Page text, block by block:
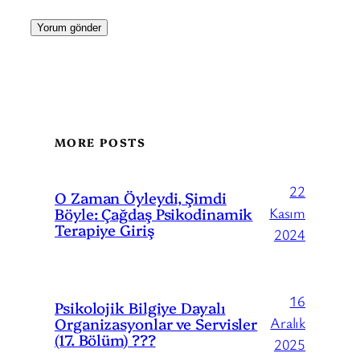
MORE POSTS
O Zaman Öyleydi, Şimdi
Böyle: Çağdaş Psikodinamik
Terapiye Giriş
22
Kasım
2024
Psikolojik Bilgiye Dayalı
Organizasyonlar ve Servisler
(17. Bölüm) ???
16
Aralık
2025